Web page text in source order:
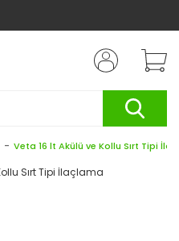
Veta 16 lt Akülü ve Kollu Sırt Tipi